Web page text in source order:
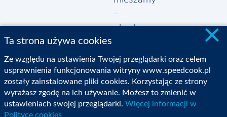
-
obroty
czas
3
minuty.
Dodajemy
×
Ta strona używa cookies
Ze względu na ustawienia Twojej przeglądarki oraz celem
usprawnienia funkcjonowania witryny www.speedcook.pl
zostały zainstalowane pliki cookies. Korzystając ze strony
wyrażasz zgodę na ich używanie. Możesz to zmienić w
ustawieniach swojej przeglądarki. Więcej informacji w
Polityce cookies